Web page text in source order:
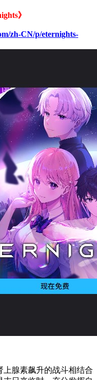
》
zh-CN/p/eternights-
上腺素飙升的战斗相结合